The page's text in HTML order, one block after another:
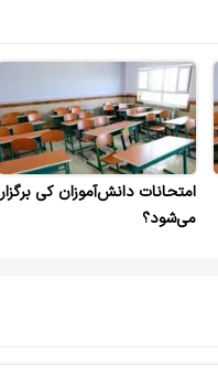
امتحانات دانش‌آموزان کی برگزار
می‌شود؟